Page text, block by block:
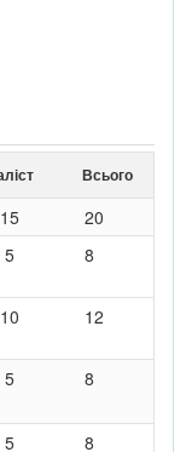
Всього
15
20
5 8
10 12
5 8
5 8